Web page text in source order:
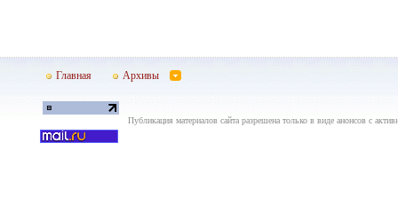
Главная Архивы
Публикация материалов сайта разрешена только в виде анонсов с